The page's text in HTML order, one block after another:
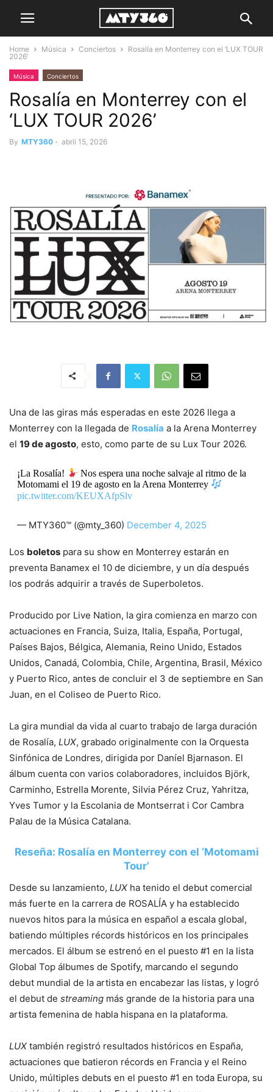
Home Música Conciertos
Rosalía en Monterrey con el ‘LUX TOUR
2026’
Música Conciertos
Rosalía en Monterrey con el
‘LUX TOUR 2026’
By MTY360 - abril 15, 2026
Una de las giras más esperadas en este 2026 llega a
Monterrey con la llegada de Rosalía a la Arena Monterrey
el 19 de agosto, esto, como parte de su Lux Tour 2026.
¡La Rosalía!
Nos espera una noche salvaje al ritmo de la
Motomami el 19 de agosto en la Arena Monterrey
pic.twitter.com/KEUXAfpSlv
— MTY360™ (@mty_360) December 4, 2025
Los boletos para su show en Monterrey estarán en
preventa Banamex el 10 de diciembre, y un día después
los podrás adquirir a través de Superboletos.
Producido por Live Nation, la gira comienza en marzo con
actuaciones en Francia, Suiza, Italia, España, Portugal,
Países Bajos, Bélgica, Alemania, Reino Unido, Estados
Unidos, Canadá, Colombia, Chile, Argentina, Brasil, México
y Puerto Rico, antes de concluir el 3 de septiembre en San
Juan, en el Coliseo de Puerto Rico.
La gira mundial da vida al cuarto trabajo de larga duración
de Rosalía, LUX, grabado originalmente con la Orquesta
Sinfónica de Londres, dirigida por Daníel Bjarnason. El
álbum cuenta con varios colaboradores, incluidos Björk,
Carminho, Estrella Morente, Silvia Pérez Cruz, Yahritza,
Yves Tumor y la Escolania de Montserrat i Cor Cambra
Palau de la Música Catalana.
Reseña: Rosalía en Monterrey con el ‘Motomami
Tour’
Desde su lanzamiento, LUX ha tenido el debut comercial
más fuerte en la carrera de ROSALÍA y ha establecido
nuevos hitos para la música en español a escala global,
batiendo múltiples récords históricos en los principales
mercados. El álbum se estrenó en el puesto #1 en la lista
Global Top álbumes de Spotify, marcando el segundo
debut mundial de la artista en encabezar las listas, y logró
el debut de streaming más grande de la historia para una
artista femenina de habla hispana en la plataforma.
LUX también registró resultados históricos en España,
actuaciones que batieron récords en Francia y el Reino
Unido, múltiples debuts en el puesto #1 en toda Europa, su